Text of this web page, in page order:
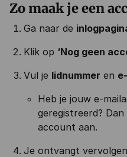
Zo maak je een
Ga naar de
Klik op ‘Nog geen
Vul je lidnummer en
Heb je jouw e-
geregistreerd?
account aan.
Je ontvangt